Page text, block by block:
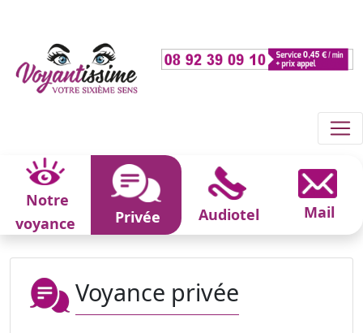
Notre
voyance
Privée Audiotel Mail
Voyance privée